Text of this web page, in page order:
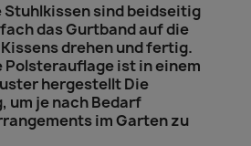
Stuhlkissen sind beidseitig
das Gurtband auf die
drehen und fertig.
Polsterauflage ist in einem
hergestellt Die
um je nach Bedarf
im Garten zu